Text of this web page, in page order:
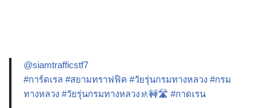
@siamtrafficstf7
#การ์ดเรล #สยามทราฟฟิค #วัยรุ่นกรมทางหลวง #กรม
ทางหลวง #วัยรุ่นกรมทางหลวง🚸🚧🛣️ #กาดเรน